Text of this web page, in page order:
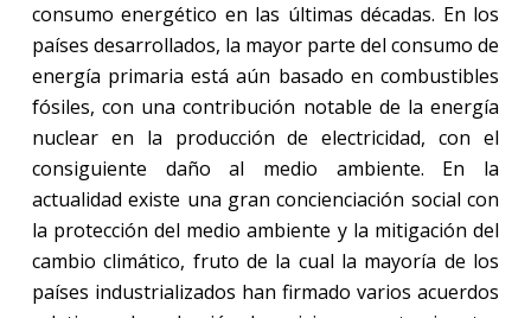
consumo energético en las últimas décadas. En los
países desarrollados, la mayor parte del consumo de
energía primaria está aún basado en combustibles
fósiles, con una contribución notable de la energía
nuclear en la producción de electricidad, con el
consiguiente daño al medio ambiente. En la
actualidad existe una gran concienciación social con
la protección del medio ambiente y la mitigación del
cambio climático, fruto de la cual la mayoría de los
países industrializados han firmado varios acuerdos